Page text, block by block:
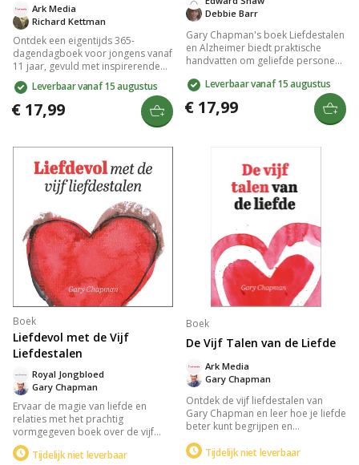
Richard Kettman
Ark Media
Ontdek een eigentijds 365-
dagendagboek voor jongens vanaf
11 jaar, gevuld met inspirerende
bijbelteksten en korte stukken over
relevante thema's zoals
vriendschap, keuzes maken en
vergeving. Met een stoere
vormgeving en praktische inhoud
verdiepen.
Leverbaar vanaf 15 augustus
€ 17,99
Debbie Barr
Gary Chapman's boek Liefdestalen
en Alzheimer biedt praktische
handvatten om geliefde personen
te laten voelen. Door de vijf
liefdestalen te combineren met de
verschillende fasen van Alzheimer,
helpt het boek verzorgers om
te versterken.
Leverbaar vanaf 15 augustus
€ 17,99
Boek
Liefdevol met de Vijf
Liefdestalen
Gary Chapman
Royal Jongbloed
Ervaar de magie van liefde en
relaties met het prachtig
vormgegeven boek over de vijf
talen van de liefde: positieve
woorden, tijd en aandacht,
Tijdelijk niet leverbaar
Boek
De Vijf Talen van de Liefde
Gary Chapman
Ark Media
Ontdek de vijf liefdestalen van
Gary Chapman en leer hoe je liefde
beter kunt begrijpen en
inzicht in de unieke manieren
Tijdelijk niet leverbaar